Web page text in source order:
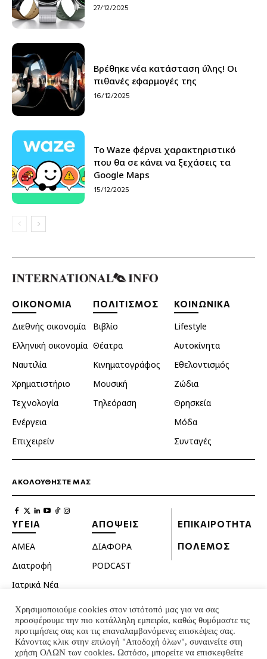
27/12/2025
Βρέθηκε νέα κατάσταση ύλης! Οι
πιθανές εφαρμογές της
16/12/2025
Το Waze φέρνει χαρακτηριστικό
που θα σε κάνει να ξεχάσεις τα
Google Maps
15/12/2025
ΟΙΚΟΝΟΜΙΑ
Διεθνής οικονομία
Ελληνική οικονομία
Ναυτιλία
Χρηματιστήριο
Τεχνολογία
Ενέργεια
Επιχειρείν
ΠΟΛΙΤΙΣΜΟΣ
Βιβλίο
Θέατρα
Κινηματογράφος
Μουσική
Τηλεόραση
ΚΟΙΝΩΝΙΚΑ
Lifestyle
Αυτοκίνητα
Εθελοντισμός
Ζώδια
Θρησκεία
Μόδα
Συνταγές
ΑΚΟΛΟΥΘΗΣΤΕ ΜΑΣ
ΥΓΕΙΑ
ΑΜΕΑ
Διατροφή
Ιατρικά Νέα
Κατοικίδια
Ομορφιά
Σεξουαλική ζωή
ΑΠΟΨΕΙΣ
ΔΙΑΦΟΡΑ
PODCAST
ΕΠΙΚΑΙΡΟΤΗΤΑ
ΠΟΛΕΜΟΣ
Χρησιμοποιούμε cookies στον ιστότοπό μας για να σας
προσφέρουμε την πιο κατάλληλη εμπειρία, καθώς θυμόμαστε τις
προτιμήσεις σας και τις επαναλαμβανόμενες επισκέψεις σας.
Κάνοντας κλικ στην επιλογή "Αποδοχή όλων", συναινείτε στη
χρήση ΟΛΩΝ των cookies. Ωστόσο, μπορείτε να επισκεφθείτε